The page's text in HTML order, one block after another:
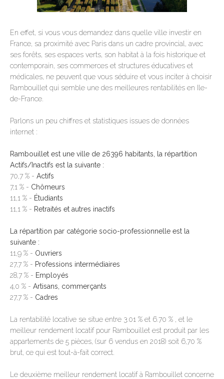
En effet, si vous vous demandez dans quelle ville investir en
France, sa proximité avec Paris dans un cadre provincial, avec
ses forêts, ses espaces verts, son habitat à la fois historique et
contemporain, ses commerces et structures éducatives et
médicales, ne peuvent que vous séduire et vous inciter à choisir
Rambouillet qui semble une des meilleures rentabilités en Ile-
de-France.
Parlons un peu chiffres et statistiques issues de données
internet :
Rambouillet est une ville de 26396 habitants, la répartition
Actifs/Inactifs est la suivante :
70,7 % - Actifs
7,1 % - Chômeurs
11,1 % - Étudiants
11,1 % - Retraités et autres inactifs
La répartition par catégorie socio-professionnelle est la
suivante :
11,9 % - Ouvriers
27,7 % - Professions intermédiaires
28,7 % - Employés
4,0 % - Artisans, commerçants
27,7 % - Cadres
La rentabilité locative se situe entre 3.01 % et 6.70 % , et le
meilleur rendement locatif pour Rambouillet est produit par les
appartements de 5 pièces, (sur 6 vendus en 2018) soit 6,70 %
brut, ce qui est tout-à-fait correct.
Le deuxième meilleur rendement locatif à Rambouillet concerne